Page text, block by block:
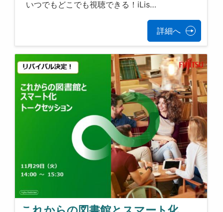
いつでもどこでも視聴できる！iLis…
詳細へ